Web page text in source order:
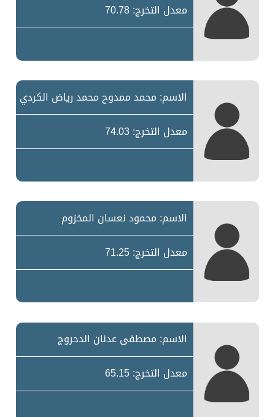
معدل التخرج: 70.78
الاسم: محمد ممدوح محمد رياض الكردي
معدل التخرج: 74.03
الاسم: محمود نعسان المخزوم
معدل التخرج: 71.25
الاسم: مصطفى عدنان الدحروج
معدل التخرج: 65.15